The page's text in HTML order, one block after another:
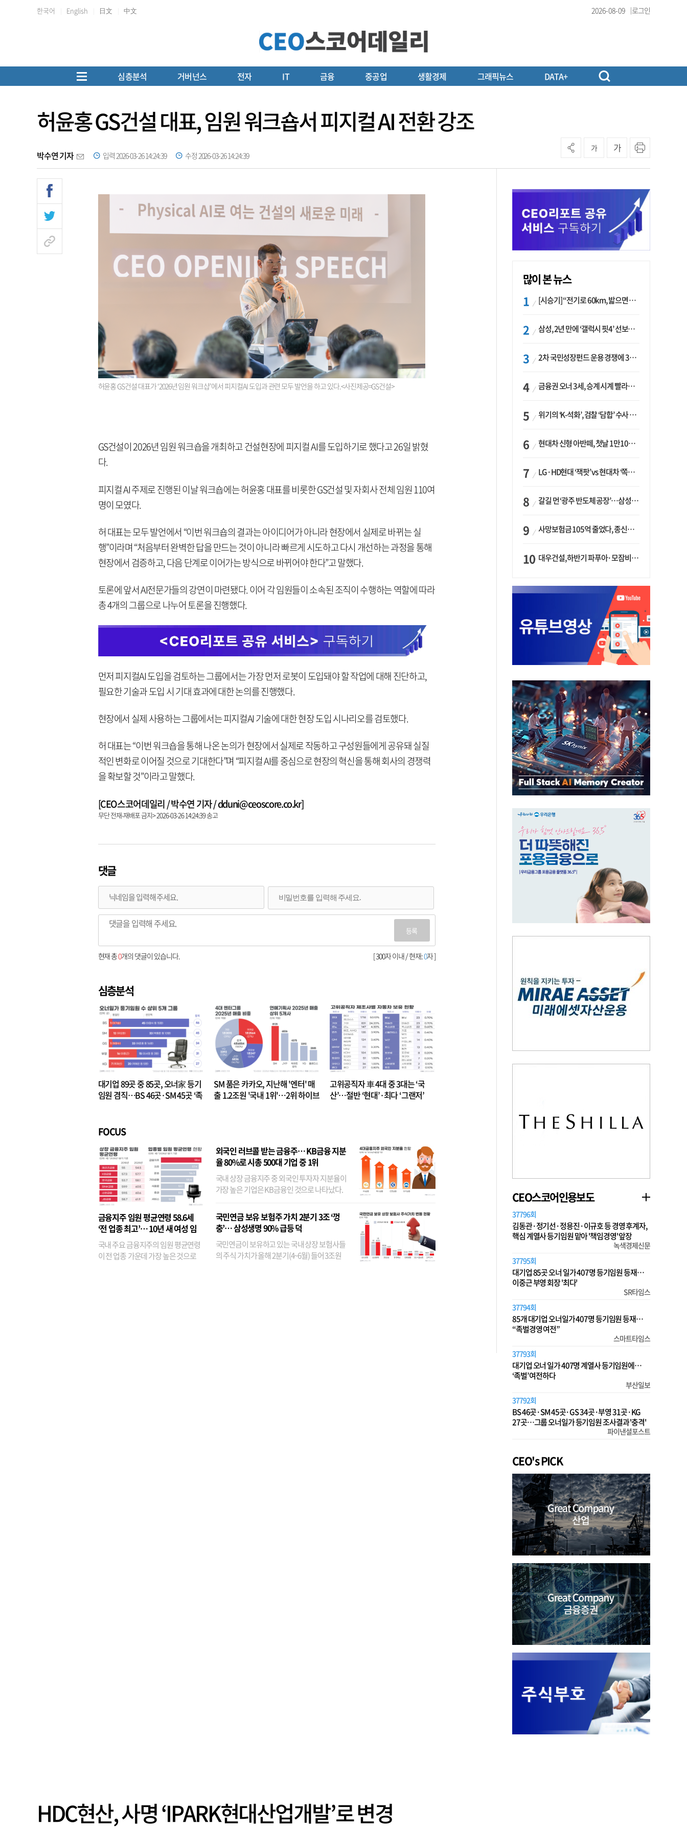
한국어 English 日文 中文 2026-08-09 로그인
심층분석 거버넌스 전자 IT 금융 중공업 생활경제 그래픽뉴스 DATA+
허윤홍 GS건설 대표, 임원 워크숍서 피지컬 AI 전환 강조
박수연 기자 입력 2026-03-26 14:24:39 수정 2026-03-26 14:24:39
가 가
허윤홍 GS건설 대표가 ‘2026년 임원 워크샵’에서 피지컬AI 도입과 관련 모두 발언을 하고 있다.<사진제공=GS건설>
GS건설이 2026년 임원 워크숍을 개최하고 건설현장에 피지컬 AI를 도입하기로 했다고 26일 밝혔
다.
피지컬 AI 주제로 진행된 이날 워크숍에는 허윤홍 대표를 비롯한 GS건설 및 자회사 전체 임원 110여
명이 모였다.
허 대표는 모두 발언에서 “이번 워크숍의 결과는 아이디어가 아니라 현장에서 실제로 바뀌는 실
행”이라며 “처음부터 완벽한 답을 만드는 것이 아니라 빠르게 시도하고 다시 개선하는 과정을 통해
현장에서 검증하고, 다음 단계로 이어가는 방식으로 바뀌어야 한다”고 말했다.
토론에 앞서 AI전문가들의 강연이 마련됐다. 이어 각 임원들이 소속된 조직이 수행하는 역할에 따라
총 4개의 그룹으로 나누어 토론을 진행했다.
먼저 피지컬AI 도입을 검토하는 그룹에서는 가장 먼저 로봇이 도입돼야 할 작업에 대해 진단하고,
필요한 기술과 도입 시 기대 효과에 대한 논의를 진행했다.
현장에서 실제 사용하는 그룹에서는 피지컬AI 기술에 대한 현장 도입 시나리오를 검토했다.
허 대표는 “이번 워크숍을 통해 나온 논의가 현장에서 실제로 작동하고 구성원들에게 공유돼 실질
적인 변화로 이어질 것으로 기대한다”며 “피지컬 AI를 중심으로 현장의 혁신을 통해 회사의 경쟁력
을 확보할 것”이라고 말했다.
[CEO스코어데일리 / 박수연 기자 / dduni@ceoscore.co.kr]
무단 전재-재배포 금지> 2026-03-26 14:24:39 송고
댓글
등록
[ 300자 이내 / 현재:0자 ]
현재 총0개의 댓글이 있습니다.
심층분석
대기업 89곳 중 85곳, 오너家 등기
임원 겸직…BS 46곳·SM 45곳 ‘족
SM 품은 카카오, 지난해 '엔터' 매
출 1.2조원 '국내 1위'…2위 하이브
고위공직자 車 4대 중 3대는 ‘국
산’…절반 ‘현대’·최다 ‘그랜저’
FOCUS
금융지주 임원 평균연령 58.6세
‘전 업종 최고’… 10년 새 여성 임
원은 14배 껑충
국내 주요 금융지주의 임원 평균연령
이 전 업종 가운데 가장 높은 것으로
외국인 러브콜 받는 금융주… KB금융 지분
율 80%로 시총 500대 기업 중 1위
국내 상장 금융지주 중 외국인 투자자 지분율이
가장 높은 기업은 KB금융인 것으로 나타났다.
융이었다. 특히 KB금융은 지난달 말 기준 해외
기관투자자 지분율이...
국민연금 보유 보험주 가치 2분기 3조 ‘껑
충’… 삼성생명 90% 급등 덕
국민연금이 보유하고 있는 국내 상장 보험사들
의 주식 가치가 올해 2분기(4~6월) 들어 3조원
많이 본 뉴스
[시승기] “전기로 60km, 밟으면 462마력”…볼보 XC60 T8의 두 얼굴
삼성, 2년 만에 ‘갤럭시 핏4’ 선보이나…웨어러블 생태계 확장 ‘시동’
2차 국민성장펀드 운용 경쟁에 33개사 몰렸다…신한·하나 등 새 얼굴 대거 합류
금융권 오너 3세, 승계 시계 빨라지나…한국투자 ‘속도’·미래에셋·메리츠는 ‘거리두기’
위기의 ‘K-석화’, 검찰 ‘담합’ 수사 착수…“LG·한화·롯데 등 7개 업체, 8개 제품 가격 담합”
현대차 신형 아반떼, 첫날 1만1094대 계약…역대 최고치 경신
LG·HD현대 ‘잭팟’ vs 현대차 ‘쪽박’…글로벌 사모펀드, 韓 대기업 투자 ‘희비’
갈길 먼 ‘광주 반도체 공장’…삼성·SK, ‘주 52시간제’ 규제 해소 ‘공방’
사망보험금 105억 줄었다, 종신보험·유동화 동시에 ‘주춤’…신한라이프는 401억 급증
대우건설, 하반기 파푸아·모잠비크 LNG 플랜트 수주 가시권…수주목표 27조로 샹향
CEO스코어인용보도
37796회
김동관·정기선·정용진·이규호 등 경영 후계자,
핵심 계열사 등기임원 맡아 '책임경영' 앞장
녹색경제신문
37795회
대기업 85곳 오너 일가 407명 등기임원 등재…
이중근 부영 회장 '최다'
SR타임스
37794회
85개 대기업 오너일가 407명 등기임원 등재…
“족벌경영 여전”
스마트타임스
37793회
대기업 오너 일가 407명 계열사 등기임원에…
‘족벌’ 여전하다
부산일보
37792회
BS 46곳·SM 45곳·GS 34곳·부영 31곳·KG
27곳…그룹 오너일가 등기임원 조사결과 '충격'
파이낸셜포스트
CEO's PICK
HDC현산, 사명 ‘IPARK현대산업개발’로 변경